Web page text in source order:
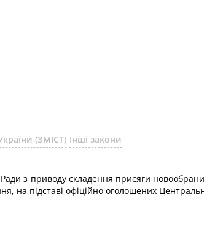
(ЗМІСТ) Інші закони
з приводу складення присяги
на підставі офіційно оголошених